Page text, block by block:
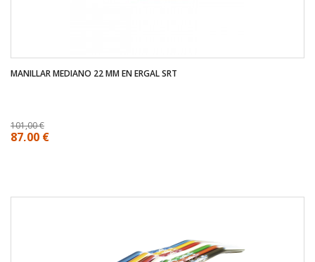
MANILLAR MEDIANO 22 MM EN ERGAL SRT
101,00 €
87,00 €